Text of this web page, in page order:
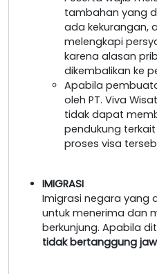
tambahan yang
ada kekurangan,
melengkapi
karena alasan
dikembalikan ke
Apabila
oleh PT. Viva
tidak dapat
pendukung
proses visa
IMIGRASI
Imigrasi negara yang
untuk menerima dan
berkunjung. Apabila
tidak bertanggung